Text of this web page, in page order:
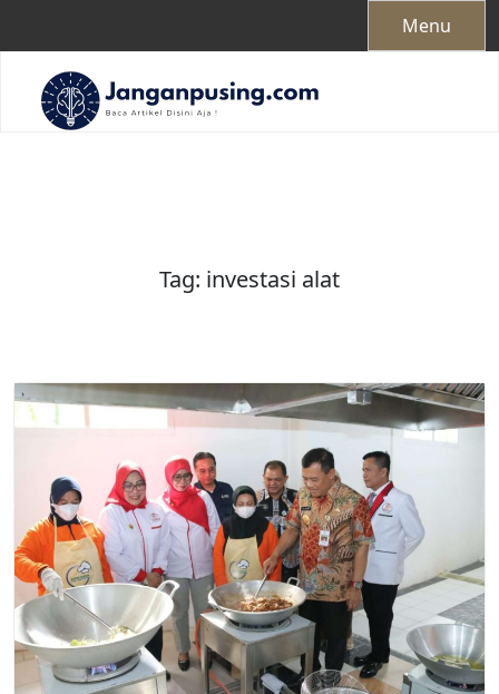
content
Menu
Tag: investasi alat